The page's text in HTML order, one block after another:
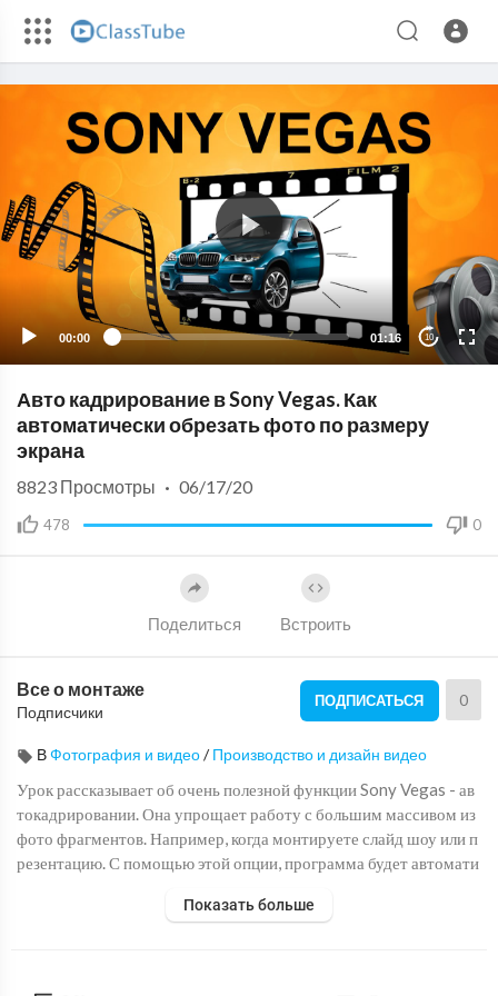
00:00 01:16 10
Авто кадрирование в Sony Vegas. Как
автоматически обрезать фото по размеру
экрана
478 0
8823 Просмотры · 06/17/20
Поделиться Встроить
Все о монтаже
Подписчики
ПОДПИСАТЬСЯ 0
ВФотография и видео/Производство и дизайн видео
Урок рассказывает об очень полезной функции Sony Vegas - ав
токадрировании. Она упрощает работу с большим массивом из
фото фрагментов. Например, когда монтируете слайд шоу или п
резентацию. С помощью этой опции, программа будет автомати
Показать больше